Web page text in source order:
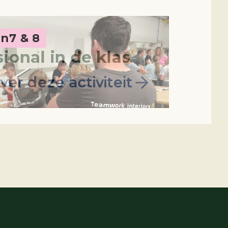
7 & 8
in de klas
deze activiteit